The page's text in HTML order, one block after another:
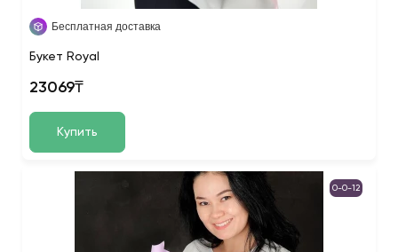
Бесплатная доставка
Букет Royal
23069₸
Купить
0-0-12